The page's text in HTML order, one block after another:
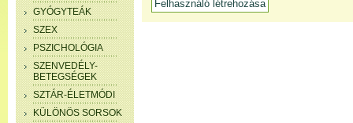
GYÓGYTEÁK
SZEX
PSZICHOLÓGIA
SZENVEDÉLY-
BETEGSÉGEK
SZTÁR-ÉLETMÓDI
KÜLÖNÖS SORSOK